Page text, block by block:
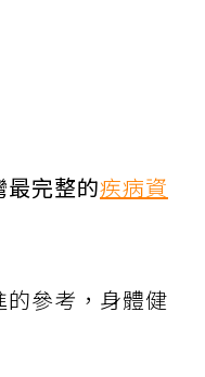
完整的疾病資
參考，身體健